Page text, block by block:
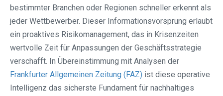
bestimmter Branchen oder Regionen schneller erkennt als
jeder Wettbewerber. Dieser Informationsvorsprung erlaubt
ein proaktives Risikomanagement, das in Krisenzeiten
wertvolle Zeit für Anpassungen der Geschäftsstrategie
verschafft. In Übereinstimmung mit Analysen der
Frankfurter Allgemeinen Zeitung (FAZ) ist diese operative
Intelligenz das sicherste Fundament für nachhaltiges